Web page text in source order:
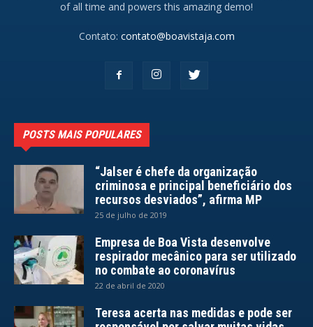
of all time and powers this amazing demo!
Contato: contato@boavistaja.com
POSTS MAIS POPULARES
“Jalser é chefe da organização
criminosa e principal beneficiário dos
recursos desviados”, afirma MP
25 de julho de 2019
Empresa de Boa Vista desenvolve
respirador mecânico para ser utilizado
no combate ao coronavírus
22 de abril de 2020
Teresa acerta nas medidas e pode ser